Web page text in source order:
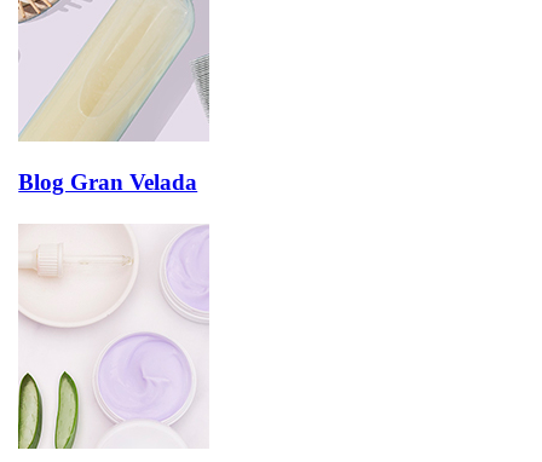
Blog Gran Velada